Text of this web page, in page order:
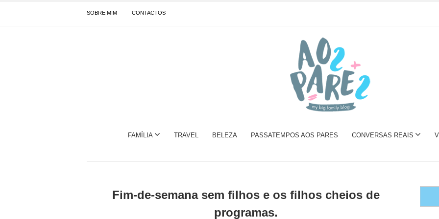
SOBRE MIM CONTACTOS
FAMÍLIA TRAVEL BELEZA PASSATEMPOS AOS PARES CONVERSAS REAIS
Fim-de-semana sem filhos e os filhos cheios de
programas.